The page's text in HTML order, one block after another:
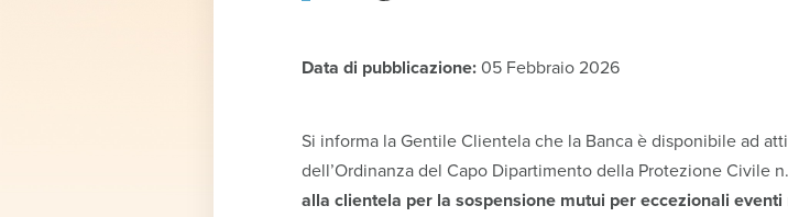
Data di pubblicazione:05 Febbraio 2026
Si informa la Gentile Clientela che la Banca è disponibile ad
dell’Ordinanza del Capo Dipartimento della Protezione Civile
alla clientela per la sospensione mutui per eccezionali